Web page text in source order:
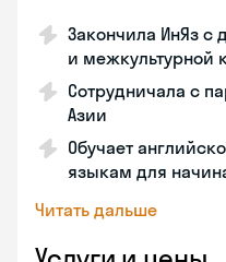
Закончила ИнЯз с
и межкультурной
Сотрудничала с
Азии
Обучает
языкам для
Читать дальше